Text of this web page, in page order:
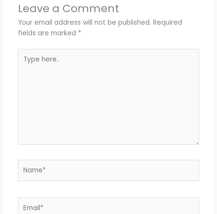
Leave a Comment
Your email address will not be published. Required
fields are marked *
here..